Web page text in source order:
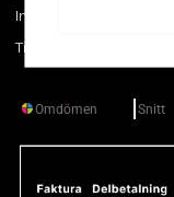
Instagram
TikTok